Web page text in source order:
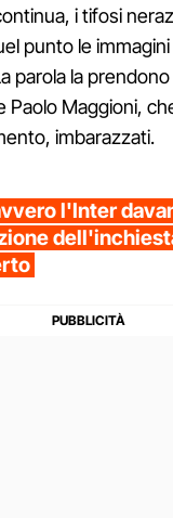
i tifosi
punto le
parola la
Paolo Maggioni,
imbarazzati.
l'Inter